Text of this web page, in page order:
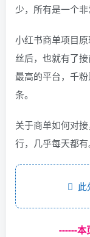
少，所有是一个非
小红书商单项目
丝后，也就有了
最高的平台，千
条。
关于商单如何对
行，几乎每天都有
此
------本